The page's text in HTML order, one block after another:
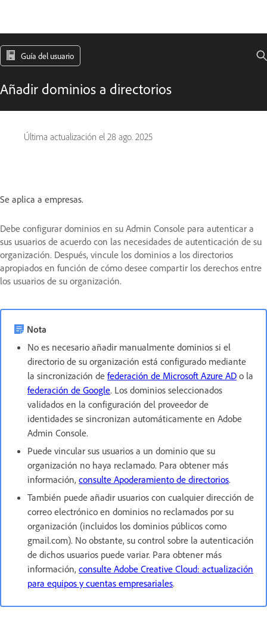
Guía del usuario
Añadir dominios a directorios
Última actualización el 28 ago. 2025
Se aplica a empresas.
Debe configurar dominios en su Admin Console para autenticar a
sus usuarios de acuerdo con las necesidades de autenticación de su
organización. Después, vincule los dominios a los directorios
apropiados en función de cómo desee compartir los derechos entre
los usuarios de su organización.
Nota
No es necesario añadir manualmente dominios si el
directorio de su organización está configurado mediante
la sincronización de federación de Microsoft Azure AD o la
federación de Google. Los dominios seleccionados
validados en la configuración del proveedor de
identidades se sincronizan automáticamente en Adobe
Admin Console.
Puede vincular sus usuarios a un dominio que su
organización no haya reclamado. Para obtener más
información, consulte Apoderamiento de directorios.
También puede añadir usuarios con cualquier dirección de
correo electrónico en dominios no reclamados por su
organización (incluidos los dominios públicos como
gmail.com). No obstante, su control sobre la autenticación
de dichos usuarios puede variar. Para obtener más
información, consulte Adobe Creative Cloud: actualización
para equipos y cuentas empresariales.